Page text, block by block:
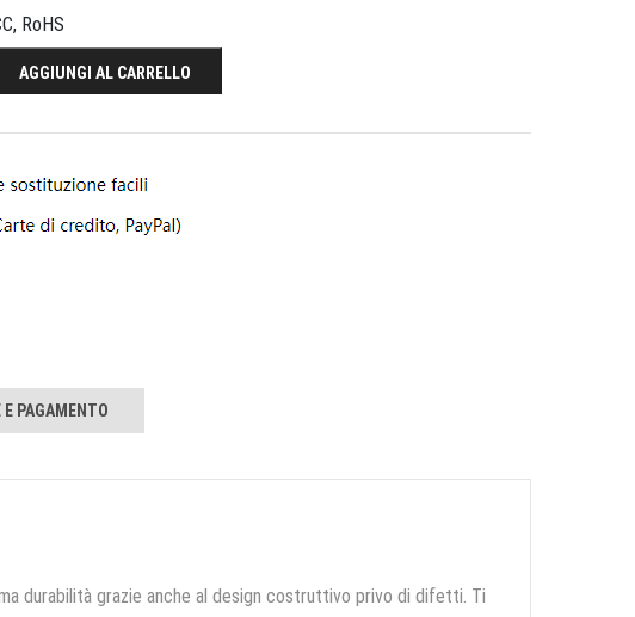
RoHS
AGGIUNGI AL CARRELLO
E PAGAMENTO
durabilità grazie anche al design costruttivo privo di difetti. Ti